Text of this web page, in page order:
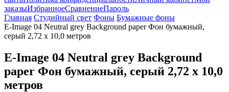
заказыИзбранноеСравнениеПароль
Главная Студийный свет Фоны Бумажные фоны
E-Image 04 Neutral grey Background paper Фон бумажный,
серый 2,72 х 10,0 метров
E-Image 04 Neutral grey Background
paper Фон бумажный, серый 2,72 х 10,0
метров